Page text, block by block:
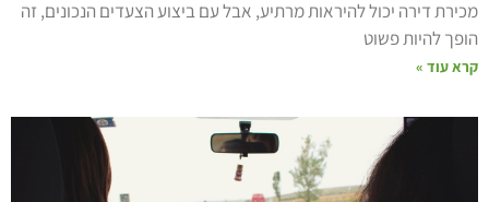
דירה יכול להיראות מרתיע, אבל עם ביצוע הצעדים הנכונים, זה
להיות פשוט
עוד »